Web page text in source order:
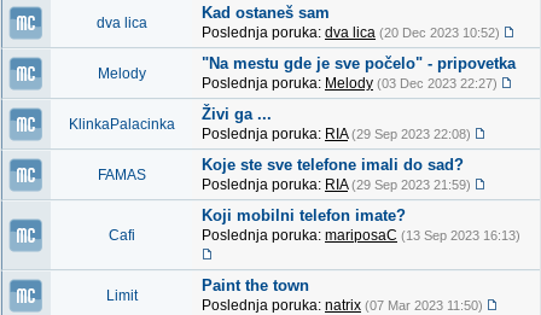
dva lica
Kad ostaneš sam
Poslednja poruka: dva lica (20 Dec 2023 10:52)
Melody
"Na mestu gde je sve počelo" - pripovetka
Poslednja poruka: Melody (03 Dec 2023 22:27)
KlinkaPalacinka
Živi ga ...
Poslednja poruka: RIA (29 Sep 2023 22:08)
FAMAS
Koje ste sve telefone imali do sad?
Poslednja poruka: RIA (29 Sep 2023 21:59)
Cafi
Koji mobilni telefon imate?
Poslednja poruka: mariposaC (13 Sep 2023 16:13)
Limit
Paint the town
Poslednja poruka: natrix (07 Mar 2023 11:50)